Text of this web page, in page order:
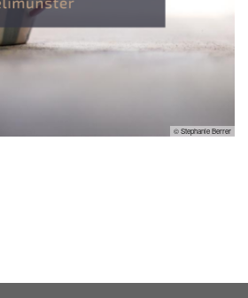
© Stephanie Berrer